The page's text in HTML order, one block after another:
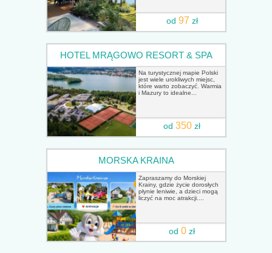
od 97 zł
HOTEL MRĄGOWO RESORT & SPA
Na turystycznej mapie Polski
jest wiele urokliwych miejsc,
które warto zobaczyć. Warmia
i Mazury to idealne...
od350 zł
MORSKA KRAINA
Zapraszamy do Morskiej
Krainy, gdzie życie dorosłych
płynie leniwie, a dzieci mogą
liczyć na moc atrakcji....
od0 zł